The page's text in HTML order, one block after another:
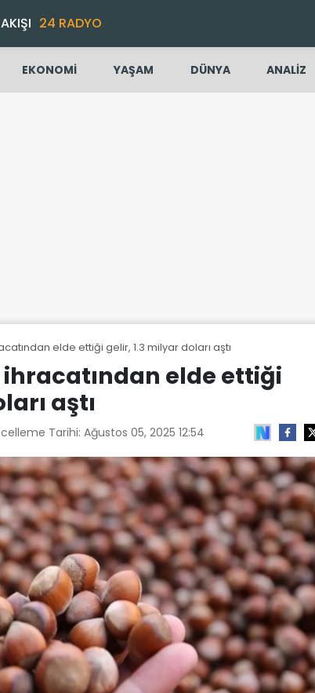
24 RADYO
EKONOMİ YAŞAM DÜNYA ANALİZ
elde ettiği gelir, 1.3 milyar doları aştı
ihracatından elde ettiği
aştı
Tarihi: Ağustos 05, 2025 12:54